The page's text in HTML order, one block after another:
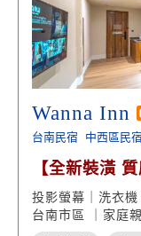
Wanna Inn
台南民宿 中西區民宿
【全新裝潢
助住宿】
投影螢幕｜洗衣機
台南市區 ｜家庭